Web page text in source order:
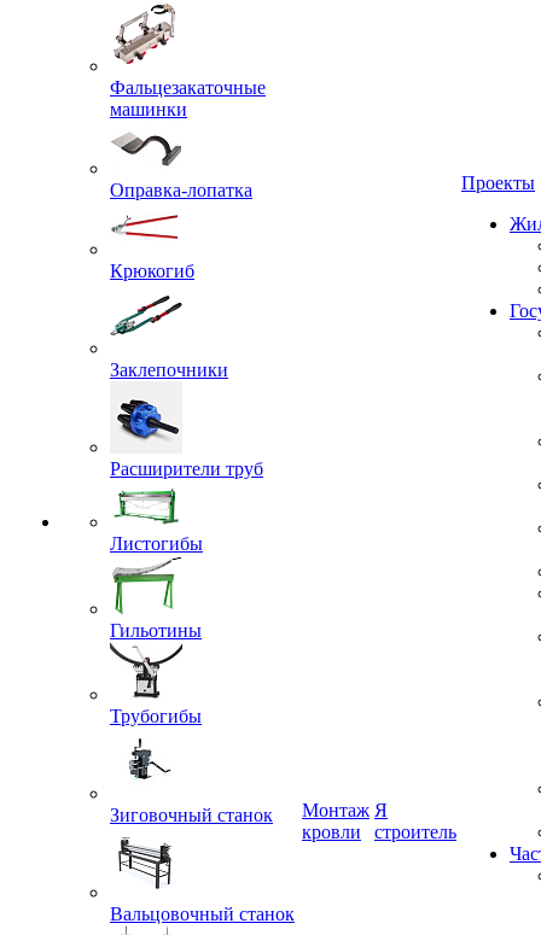
Фальцезакаточные
машинки
Оправка-лопатка
Крюкогиб
Заклепочники
Расширители труб
Листогибы
Гильотины
Трубогибы
Зиговочный станок
Вальцовочный станок
кровли
строитель